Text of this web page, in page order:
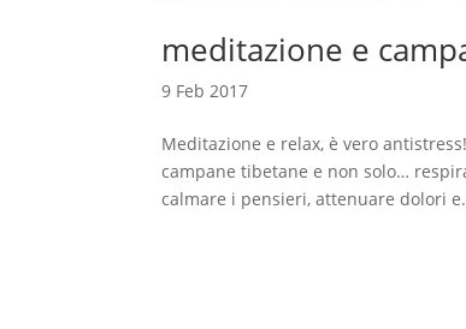
meditazione e
9 Feb 2017
Meditazione e relax, è vero
campane tibetane e non solo…
calmare i pensieri, attenuare dolori